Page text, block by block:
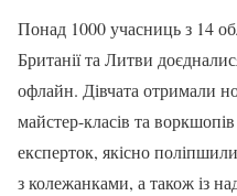
Понад 1000 учасниць з 14
Британії та Литви
офлайн. Дівчата отримали
майстер-класів та
експерток, якісно
з колежанками, а також із